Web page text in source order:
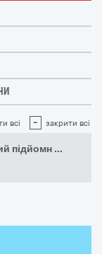
всі - закрити всі
підйомн ...